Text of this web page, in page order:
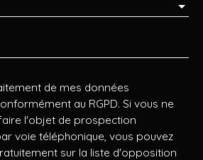
de mes données
au RGPD. Si vous ne
l'objet de prospection
voie téléphonique, vous pouvez
sur la liste d'opposition